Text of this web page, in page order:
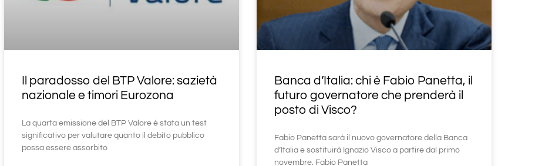
Il paradosso del BTP Valore: sazietà
nazionale e timori Eurozona
La quarta emissione del BTP Valore è stata un test
significativo per valutare quanto il debito pubblico
possa essere assorbito
Banca d’Italia: chi è Fabio Panetta, il
futuro governatore che prenderà il
posto di Visco?
Fabio Panetta sarà il nuovo governatore della Banca
d’Italia e sostituirà Ignazio Visco a partire dal primo
novembre. Fabio Panetta